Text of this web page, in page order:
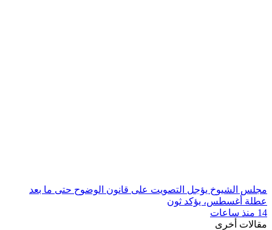
مجلس الشيوخ يؤجل التصويت على قانون الوضوح حتى ما بعد
عطلة أغسطس، يؤكد ثون
14 منذ ساعات
مقالات أخرى